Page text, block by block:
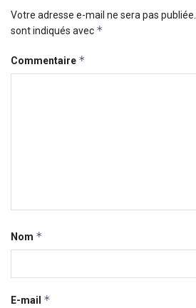
Votre adresse e-mail ne sera pas publiée.
sont indiqués avec *
Commentaire *
Nom *
E-mail *